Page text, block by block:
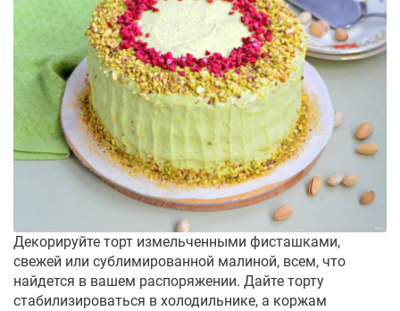
Декорируйте торт измельченными фисташками,
свежей или сублимированной малиной, всем, что
найдется в вашем распоряжении. Дайте торту
стабилизироваться в холодильнике, а коржам